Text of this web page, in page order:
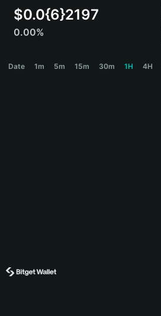
Español
Português (Brasil)
$0.0{6}2197
0.00%
Date 1m 5m 15m 30m 1H 4H